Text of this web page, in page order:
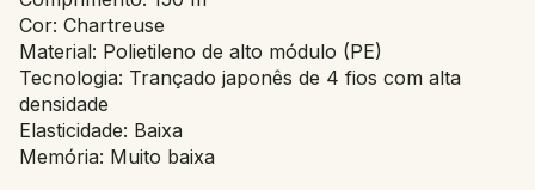
Cor: Chartreuse
Material: Polietileno de alto módulo (PE)
Tecnologia: Trançado japonês de 4 fios com alta
densidade
Elasticidade: Baixa
Memória: Muito baixa